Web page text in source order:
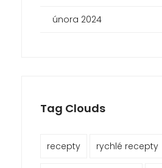
února 2024
Tag Clouds
recepty rychlé recepty